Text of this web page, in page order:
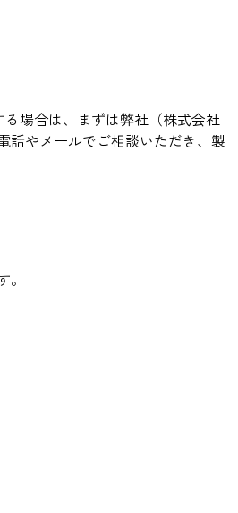
場合は、まずは弊社（株式会社
話やメールでご相談いただき、製